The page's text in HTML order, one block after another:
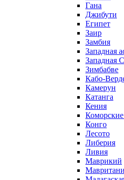
Гана
Джибути
Египет
Заир
Замбия
Западная
Западная
Зимбабве
Кабо-
Камерун
Катанга
Кения
Коморские
Конго
Лесото
Либерия
Ливия
Маврикий